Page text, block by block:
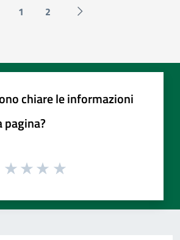
1 2 Successiva »
chiare le informazioni
pagina?